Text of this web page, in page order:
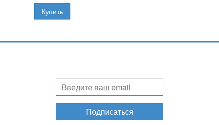
Подписаться